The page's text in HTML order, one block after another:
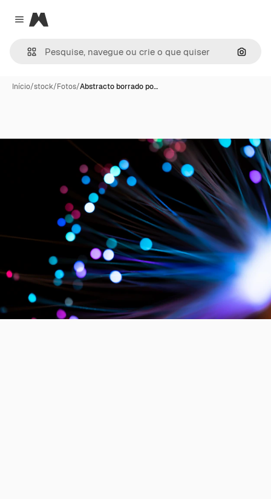
Close menu
Magnific
Início/stock/Fotos/Abstracto borrado po…